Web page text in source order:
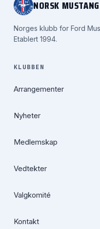
NORSK
Norges klubb for Ford
Etablert 1994.
KLUBBEN
Arrangementer
Nyheter
Medlemskap
Vedtekter
Valgkomité
Kontakt